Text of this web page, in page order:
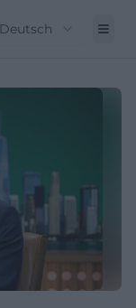
Deutsch